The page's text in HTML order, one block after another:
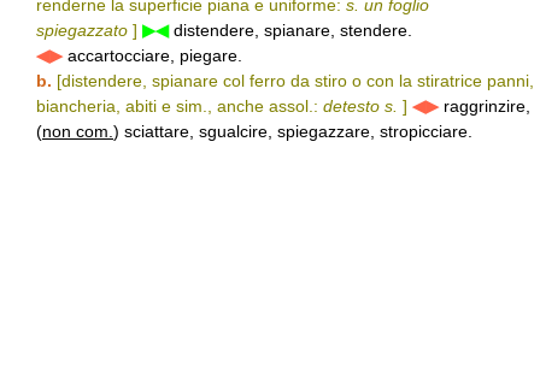
renderne la superficie piana e uniforme: s. un foglio
spiegazzato ] ▶◀distendere, spianare, stendere.
◀▶accartocciare, piegare.
b. [distendere, spianare col ferro da stiro o con la stiratrice panni,
biancheria, abiti e sim., anche assol.: detesto s. ] ◀▶raggrinzire,
(non com. ) sciattare, sgualcire, spiegazzare, stropicciare.